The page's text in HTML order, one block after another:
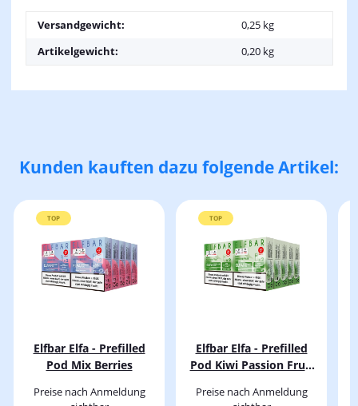
Versandgewicht:
0,25 kg
Artikelgewicht:
0,20 kg
Kunden kauften dazu folgende Artikel:
TOP
Elfbar Elfa - Prefilled
Pod Mix Berries
Preise nach Anmeldung
TOP
Elfbar Elfa - Prefilled
Pod Kiwi Passion Fruit
Preise nach Anmeldung